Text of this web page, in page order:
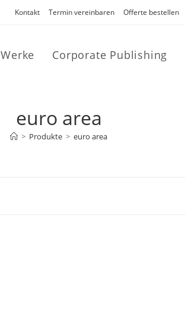
Kontakt Termin vereinbaren Offerte bestellen
Werke Corporate Publishing
euro area
> Produkte > euro area